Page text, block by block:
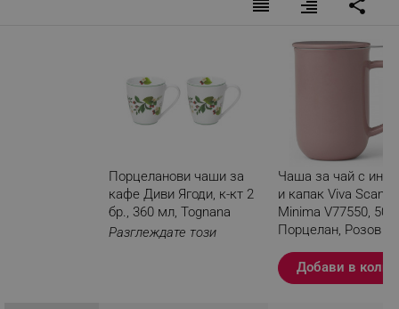
reorder format_align_right share
Порцеланови чаши за
кафе Диви Ягоди, к-кт 2
бр., 360 мл, Tognana
Разглеждате този
Чаша за чай с
и капак Viva
Minima V77550,
Порцелан, Розов
Добави в